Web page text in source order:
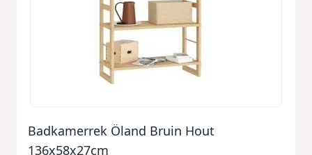
Badkamerrek Öland Bruin Hout
136x58x27cm